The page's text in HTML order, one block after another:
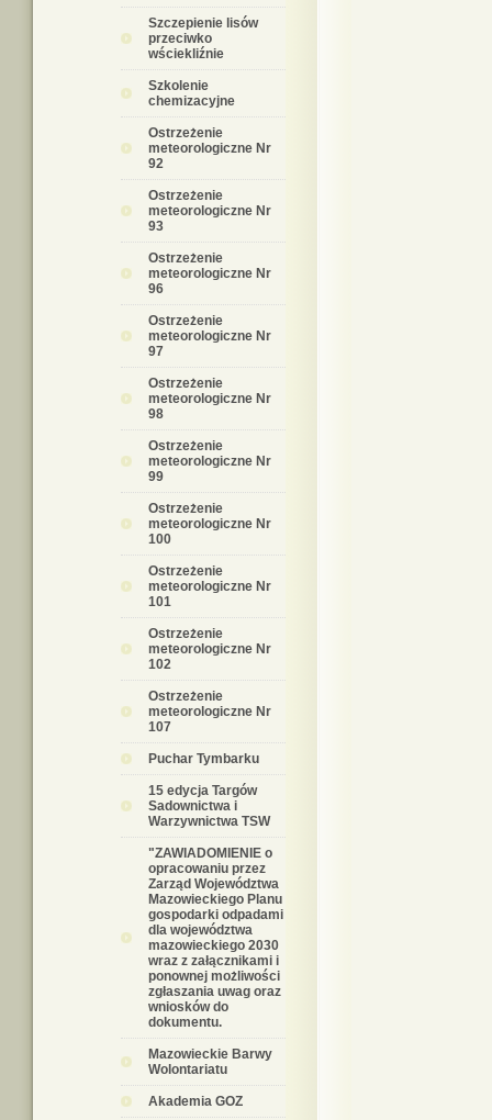
Szczepienie lisów
przeciwko
wściekliźnie
Szkolenie
chemizacyjne
Ostrzeżenie
meteorologiczne Nr
92
Ostrzeżenie
meteorologiczne Nr
93
Ostrzeżenie
meteorologiczne Nr
96
Ostrzeżenie
meteorologiczne Nr
97
Ostrzeżenie
meteorologiczne Nr
98
Ostrzeżenie
meteorologiczne Nr
99
Ostrzeżenie
meteorologiczne Nr
100
Ostrzeżenie
meteorologiczne Nr
101
Ostrzeżenie
meteorologiczne Nr
102
Ostrzeżenie
meteorologiczne Nr
107
Puchar Tymbarku
15 edycja Targów
Sadownictwa i
Warzywnictwa TSW
"ZAWIADOMIENIE o
opracowaniu przez
Zarząd Województwa
Mazowieckiego Planu
gospodarki odpadami
dla województwa
mazowieckiego 2030
wraz z załącznikami i
ponownej możliwości
zgłaszania uwag oraz
wniosków do
dokumentu.
Mazowieckie Barwy
Wolontariatu
Akademia GOZ